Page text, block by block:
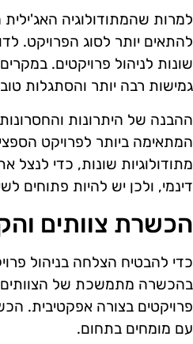
למרות שהמתודולוגיה
שונות לניהול פרויקטים.
גמישות רבה יותר והסתגלות
ההבנה של היתרונות
המתאימה ביותר לפרויקט
מתודולוגיות שונות, כדי לנצל
דינמי, ולכן יש להיות פתוחים
הכשרת צוותים
כדי להבטיח הצלחה בניהול
בהכשרה מתמשכת של הצוותים,
פרויקטים בצורה אפקטיבית.
עם מומחים בתחום.